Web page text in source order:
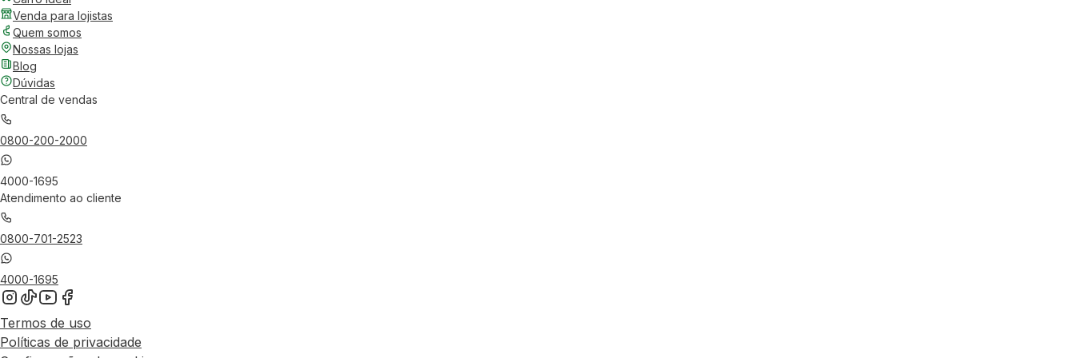
Venda para lojistas
Quem somos
Nossas lojas
Blog
Dúvidas
Central de vendas
0800-200-2000
4000-1695
Atendimento ao cliente
0800-701-2523
4000-1695
Termos de uso
Políticas de privacidade